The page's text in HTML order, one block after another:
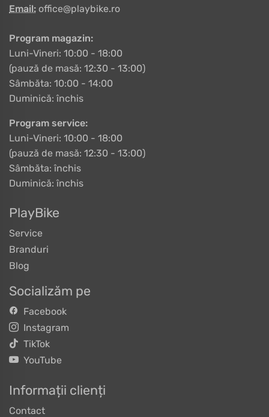
Email: office@playbike.ro
Program magazin:
Luni-Vineri: 10:00 - 18:00
(pauză de masă: 12:30 - 13:00)
Sâmbăta: 10:00 - 14:00
Duminică: închis
Program service:
Luni-Vineri: 10:00 - 18:00
(pauză de masă: 12:30 - 13:00)
Sâmbăta: închis
Duminică: închis
PlayBike
Service
Branduri
Blog
Socializăm pe
Facebook
Instagram
TikTok
YouTube
Informații clienți
Contact